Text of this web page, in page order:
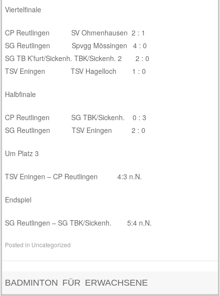
Viertelfinale
CP Reutlingen SV Ohmenhausen 2 : 1
SG Reutlingen Spvgg Mössingen 4 : 0
SG TB K’furt/Sickenh. TBK/Sickenh. 2 2 : 0
TSV Eningen TSV Hagelloch 1 : 0
Halbfinale
CP Reutlingen SG TBK/Sickenh. 0 : 3
SG Reutlingen TSV Eningen 2 : 0
Um Platz 3
TSV Eningen – CP Reutlingen 4:3 n.N.
Endspiel
SG Reutlingen – SG TBK/Sickenh. 5:4 n.N.
Posted in Uncategorized
BADMINTON FÜR ERWACHSENE